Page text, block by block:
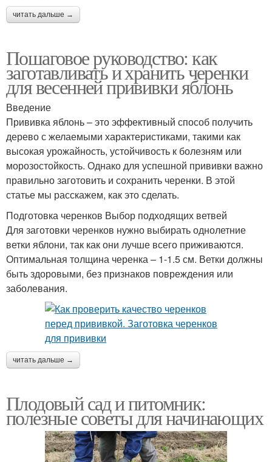
читать дальше →
Пошаговое руководство: как
заготавливать и хранить черенки
для весенней прививки яблонь
Введение
Прививка яблонь – это эффективный способ получить
дерево с желаемыми характеристиками, такими как
высокая урожайность, устойчивость к болезням или
морозостойкость. Однако для успешной прививки важно
правильно заготовить и сохранить черенки. В этой
статье мы расскажем, как это сделать.
Подготовка черенков Выбор подходящих ветвей
Для заготовки черенков нужно выбирать однолетние
ветки яблони, так как они лучше всего приживаются.
Оптимальная толщина черенка – 1-1.5 см. Ветки должны
быть здоровыми, без признаков повреждения или
заболевания.
читать дальше →
Плодовый сад и питомник:
полезные советы для начинающих